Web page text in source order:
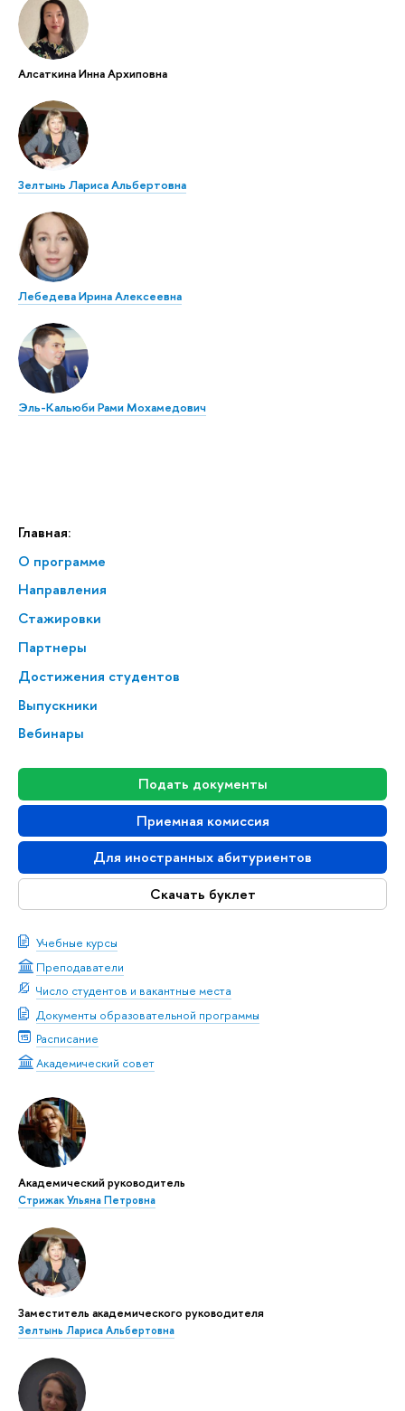
Главная:
О программе
Направления
Стажировки
Партнеры
Достижения студентов
Выпускники
Вебинары
Подать документы
Приемная комиссия
Для иностранных абитуриентов
Скачать буклет
Учебные курсы
Преподаватели
Число студентов и вакантные места
Документы образовательной программы
Расписание
Академический совет
Академический руководитель
Стрижак Ульяна Петровна
Заместитель академического руководителя
Зелтынь Лариса Альбертовна
Алсаткина Инна Архиповна
Зелтынь Лариса Альбертовна
Лебедева Ирина Алексеевна
Эль-Кальюби Рами Мохамедович